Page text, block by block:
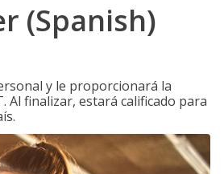
(Spanish)
y le proporcionará la
Al finalizar, estará calificado para